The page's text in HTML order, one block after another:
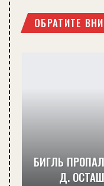
ОБРАТИТЕ
БИГЛЬ
Д.